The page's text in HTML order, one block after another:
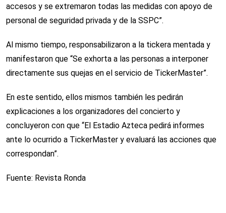
accesos y se extremaron todas las medidas con apoyo de
personal de seguridad privada y de la SSPC”.
Al mismo tiempo, responsabilizaron a la tickera mentada y
manifestaron que “Se exhorta a las personas a interponer
directamente sus quejas en el servicio de TickerMaster”.
En este sentido, ellos mismos también les pedirán
explicaciones a los organizadores del concierto y
concluyeron con que “El Estadio Azteca pedirá informes
ante lo ocurrido a TickerMaster y evaluará las acciones que
correspondan”.
Fuente: Revista Ronda